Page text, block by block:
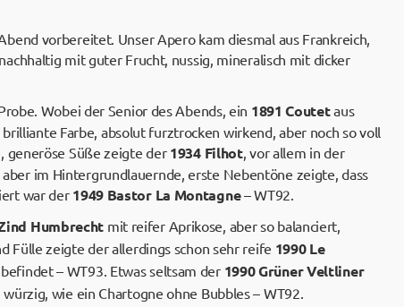
vorbereitet. Unser Apero kam diesmal aus Frankreich,
mit guter Frucht, nussig, mineralisch mit dicker
Wobei der Senior des Abends, ein 1891 Coutetaus
Farbe, absolut furztrocken wirkend, aber noch so voll
generöse Süße zeigte der 1934 Filhot, vor allem in der
im Hintergrundlauernde, erste Nebentöne zeigte, dass
war der 1949 Bastor La Montagne– WT92.
Humbrecht mit reifer Aprikose, aber so balanciert,
Fülle zeigte der allerdings schon sehr reife 1990 Le
– WT93. Etwas seltsam der 1990 Grüner Veltliner
wie ein Chartogne ohne Bubbles – WT92.